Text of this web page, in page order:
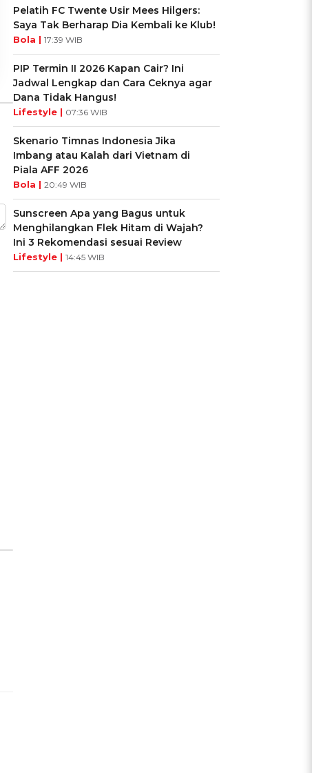
Ikuti Kuisnya ➔ Ikuti Kuisnya ➔
Pelatih FC Twente Usir Mees Hilgers:
Saya Tak Berharap Dia Kembali ke Klub!
Bola | 17:39 WIB
PIP Termin II 2026 Kapan Cair? Ini
Jadwal Lengkap dan Cara Ceknya agar
Dana Tidak Hangus!
Lifestyle | 07:36 WIB
Skenario Timnas Indonesia Jika
Imbang atau Kalah dari Vietnam di
Piala AFF 2026
Bola | 20:49 WIB
Sunscreen Apa yang Bagus untuk
Menghilangkan Flek Hitam di Wajah?
Ini 3 Rekomendasi sesuai Review
Lifestyle | 14:45 WIB